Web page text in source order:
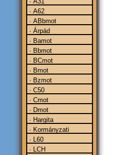
· A62
· ABbmot
· Árpád
· Bamot
· Bbmot
· BCmot
· Bmot
· Bzmot
· C50
· Cmot
· Dmot
· Hargita
· Kormányzati
· L60
· LCH